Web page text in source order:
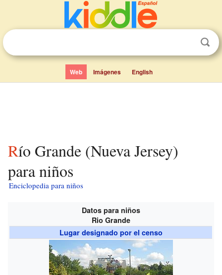
Web Imágenes English
Río Grande (Nueva Jersey)
para niños
Enciclopedia para niños
Datos para niños
Rio Grande
Lugar designado por el censo